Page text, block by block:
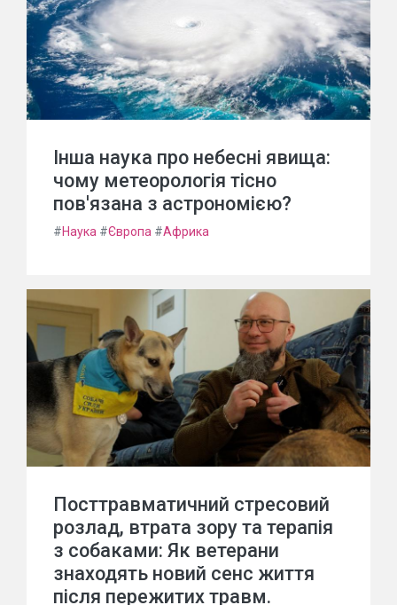
Інша наука про небесні явища:
чому метеорологія тісно
пов'язана з астрономією?
#Наука #Європа #Африка
Посттравматичний стресовий
розлад, втрата зору та терапія
з собаками: Як ветерани
знаходять новий сенс життя
після пережитих травм.